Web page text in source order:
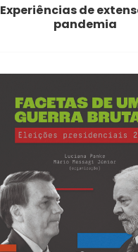
Experiências de
pandemia